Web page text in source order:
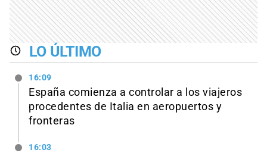
LO ÚLTIMO
16:09
España comienza a controlar a los viajeros
procedentes de Italia en aeropuertos y
fronteras
16:03